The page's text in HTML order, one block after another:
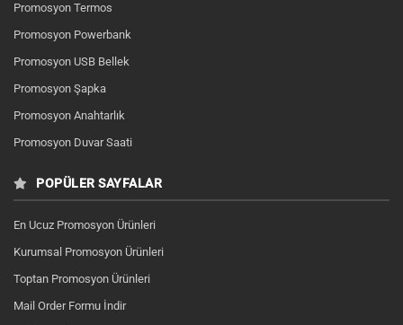
Promosyon Termos
Promosyon Powerbank
Promosyon USB Bellek
Promosyon Şapka
Promosyon Anahtarlık
Promosyon Duvar Saati
POPÜLER SAYFALAR
En Ucuz Promosyon Ürünleri
Kurumsal Promosyon Ürünleri
Toptan Promosyon Ürünleri
Mail Order Formu İndir